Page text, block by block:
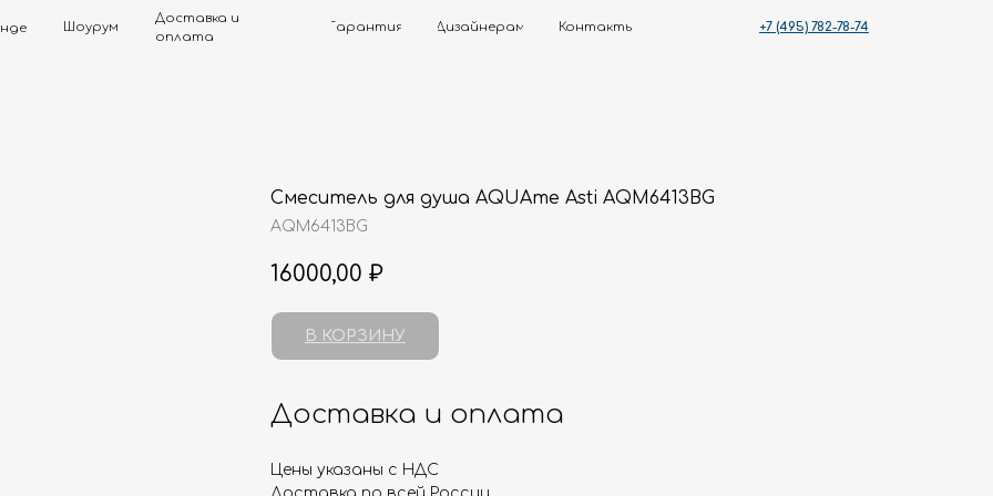
+7 (495) 782-78-74
Контакты
Дизайнерам
Доставка и
оплата
Шоурум
Смеситель для душа AQUAme Asti AQM6413BG
AQM6413BG
16000,00 ₽
В КОРЗИНУ
Доставка и оплата
Цены указаны с НДС